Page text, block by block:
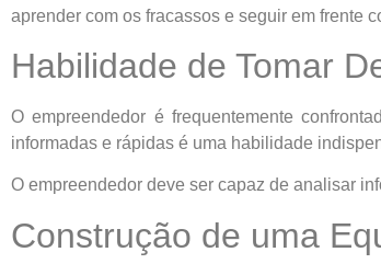
aprender com os fracassos e seguir em frente
Habilidade de Tomar
O empreendedor é frequentemente
informadas e rápidas é uma habilidade
O empreendedor deve ser capaz de analisar
Construção de uma